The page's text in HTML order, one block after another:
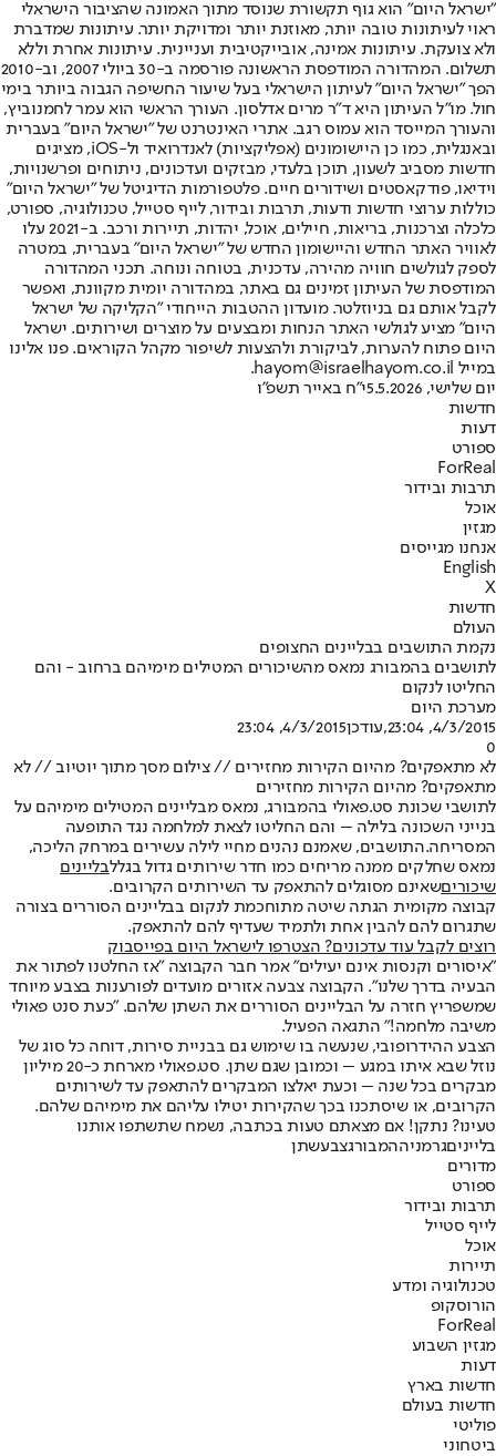
"ישראל היום" הוא גוף תקשורת שנוסד מתוך האמונה שהציבור הישראלי
ראוי לעיתונות טובה יותר, מאוזנת יותר ומדויקת יותר. עיתונות שמדברת
ולא צועקת. עיתונות אמינה, אובייקטיבית ועניינית. עיתונות אחרת וללא
תשלום. המהדורה המודפסת הראשונה פורסמה ב-30 ביולי 2007, וב-2010
הפך "ישראל היום" לעיתון הישראלי בעל שיעור החשיפה הגבוה ביותר בימי
חול. מו"ל העיתון היא ד"ר מרים אדלסון. העורך הראשי הוא עמר לחמנוביץ,
והעורך המייסד הוא עמוס רגב. אתרי האינטרנט של "ישראל היום" בעברית
ובאנגלית, כמו כן היישומונים (אפליקציות) לאנדרואיד ול-iOS, מציגים
חדשות מסביב לשעון, תוכן בלעדי, מבזקים ועדכונים, ניתוחים ופרשנויות,
וידיאו, פודקאסטים ושידורים חיים. פלטפורמות הדיגיטל של "ישראל היום"
כוללות ערוצי חדשות ודעות, תרבות ובידור, לייף סטייל, טכנולוגיה, ספורט,
כלכלה וצרכנות, בריאות, חיילים, אוכל, יהדות, תיירות ורכב. ב-2021 עלו
לאוויר האתר החדש והיישומון החדש של "ישראל היום" בעברית, במטרה
לספק לגולשים חוויה מהירה, עדכנית, בטוחה ונוחה. תכני המהדורה
המודפסת של העיתון זמינים גם באתר, במהדורה יומית מקוונת, ואפשר
לקבל אותם גם בניוזלטר. מועדון ההטבות הייחודי "הקליקה של ישראל
היום" מציע לגולשי האתר הנחות ומבצעים על מוצרים ושירותים. ישראל
היום פתוח להערות, לביקורת ולהצעות לשיפור מקהל הקוראים. פנו אלינו
במייל hayom@israelhayom.co.il.
יום שלישי, 5.5.2026
י"ח באייר תשפ"ו
חדשות
דעות
ספורט
ForReal
תרבות ובידור
אוכל
מגזין
אנחנו מגייסים
English
X
חדשות
העולם
נקמת התושבים בבליינים החצופים
לתושבים בהמבורג נמאס מהשיכורים המטילים מימיהם ברחוב - והם
החליטו לנקום
מערכת היום
4/3/2015, 23:04
,עודכן4/3/2015, 23:04
0
לא מתאפקים? מהיום הקירות מחזירים // צילום מסך מתוך יוטיוב // לא
מתאפקים? מהיום הקירות מחזירים
לתושבי שכונת סט.פאולי בהמבורג, נמאס מבליינים המטילים מימיהם על
בנייני השכונה בלילה – והם החליטו לצאת למלחמה נגד התופעה
המסריחה.התושבים, שאמנם נהנים מחיי לילה עשירים במרחק הליכה,
נמאס שחלקים ממנה מריחים כמו חדר שירותים גדול בגללבליינים
שיכוריםשאינם מסוגלים להתאפק עד השירותים הקרובים.
קבוצה מקומית הגתה שיטה מתוחכמת לנקום בבליינים הסוררים בצורה
שתגרום להם להבין אחת ולתמיד שעדיף להם להתאפק.
רוצים לקבל עוד עדכונים? הצטרפו לישראל היום בפייסבוק
"איסורים וקנסות אינם יעילים" אמר חבר הקבוצה "אז החלטנו לפתור את
הבעיה בדרך שלנו". הקבוצה צבעה אזורים מועדים לפורענות בצבע מיוחד
שמשפריץ חזרה על הבליינים הסוררים את השתן שלהם. "כעת סנט פאולי
משיבה מלחמה!" התגאה הפעיל.
הצבע ההידרופובי, שנעשה בו שימוש גם בבניית סירות, דוחה כל סוג של
נוזל שבא איתו במגע – וכמובן שגם שתן. סט.פאולי מארחת כ-20 מיליון
מבקרים בכל שנה – וכעת יאלצו המבקרים להתאפק עד לשירותים
הקרובים, או שיסתכנו בכך שהקירות יטילו עליהם את מימיהם שלהם.
טעינו? נתקן! אם מצאתם טעות בכתבה, נשמח שתשתפו אותנו
בלייניםגרמניההמבורגצבעשתן
מדורים
ספורט
תרבות ובידור
לייף סטייל
אוכל
תיירות
טכנולוגיה ומדע
הורוסקופ
ForReal
מגזין השבוע
דעות
חדשות בארץ
חדשות בעולם
פוליטי
ביטחוני